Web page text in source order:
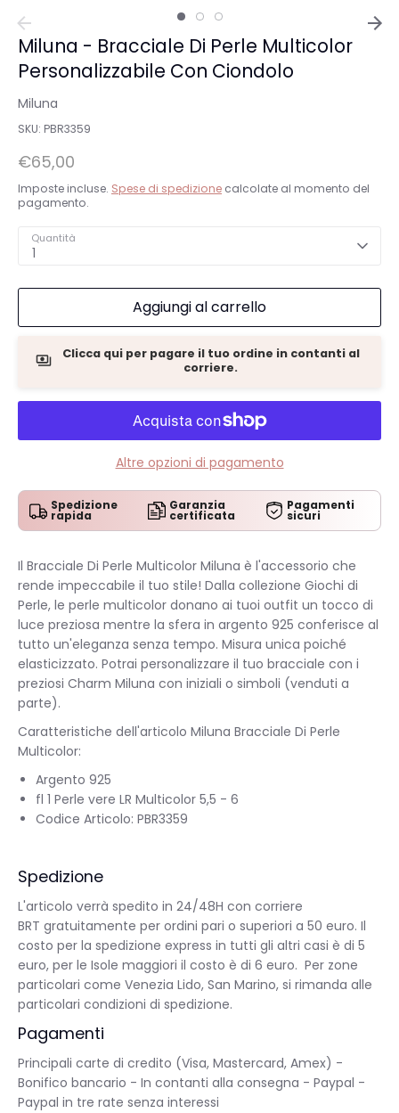
Miluna - Bracciale Di Perle Multicolor
Personalizzabile Con Ciondolo
Miluna
SKU: PBR3359
€65,00
Imposte incluse. Spese di spedizione calcolate al momento del
pagamento.
Quantità
1
Aggiungi al carrello
Clicca qui per pagare il tuo ordine in contanti al
corriere.
Altre opzioni di pagamento
Spedizione
rapida
Garanzia
certificata
Pagamenti
sicuri
Il Bracciale Di Perle Multicolor Miluna è l'accessorio che
rende impeccabile il tuo stile! Dalla collezione Giochi di
Perle, le perle multicolor donano ai tuoi outfit un tocco di
luce preziosa mentre la sfera in argento 925 conferisce al
tutto un'eleganza senza tempo. Misura unica poiché
elasticizzato. Potrai personalizzare il tuo bracciale con i
preziosi Charm Miluna con iniziali o simboli (venduti a
parte).
Caratteristiche dell'articolo Miluna Bracciale Di Perle
Multicolor:
Argento 925
fl 1 Perle vere LR Multicolor 5,5 - 6
Codice Articolo: PBR3359
Spedizione
L'articolo verrà spedito in 24/48H con corriere
BRT gratuitamente per ordini pari o superiori a 50 euro. Il
costo per la spedizione express in tutti gli altri casi è di 5
euro, per le Isole maggiori il costo è di 6 euro. Per zone
particolari come Venezia Lido, San Marino, si rimanda alle
particolari condizioni di spedizione.
Pagamenti
Principali carte di credito (Visa, Mastercard, Amex) -
Bonifico bancario - In contanti alla consegna - Paypal -
Paypal in tre rate senza interessi